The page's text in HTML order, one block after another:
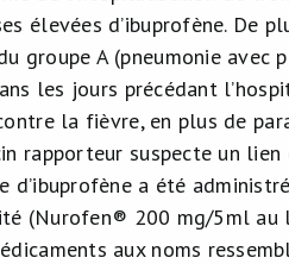
élevées d’ibuprofène. De
A (pneumonie avec
les jours précédant
la fièvre, en plus de
rapporteur suspecte un lien
a été
(Nurofen® 200 mg/5ml
aux noms